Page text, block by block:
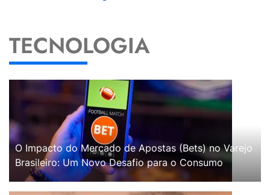
TECNOLOGIA
O Impacto do Mercado de Apostas (Bets) no Varejo
Brasileiro: Um Novo Desafio para o Consumo